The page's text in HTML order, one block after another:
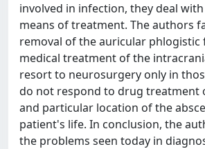
involved in infection, they deal
means of treatment. The authors
removal of the auricular phlogistic
medical treatment of the
resort to neurosurgery only in
do not respond to drug treatment
and particular location of the
patient's life. In conclusion, the
the problems seen today in